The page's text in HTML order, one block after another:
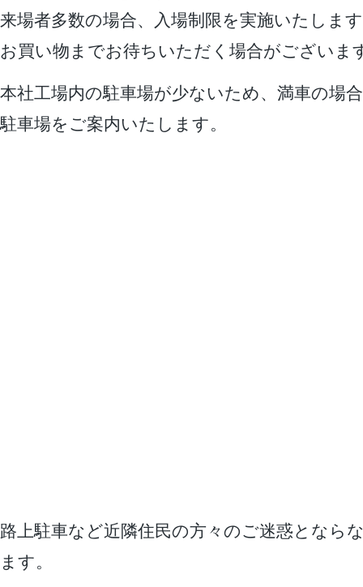
来場者多数の場合、入場制限を実施いたしま
お買い物までお待ちいただく場合がございま
本社工場内の駐車場が少ないため、満車の場
駐車場をご案内いたします。
路上駐車など近隣住民の方々のご迷惑となら
ます。